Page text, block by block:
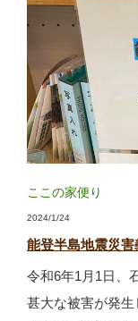
ここの家便り
2024/1/24
能登半島地震災害
令和6年1月1日、
甚大な被害が発